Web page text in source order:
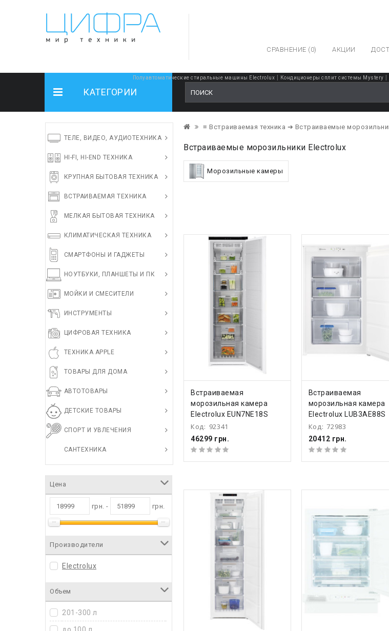
СРАВНЕНИЕ (0) АКЦИИ
КАТЕГОРИИ
Полуавтоматические стиральные машины Electrolux Кондиционеры сплит системы Mystery
ТЕЛЕ, ВИДЕО, АУДИОТЕХНИКА
HI-FI, HI-END ТЕХНИКА
КРУПНАЯ БЫТОВАЯ ТЕХНИКА
ВСТРАИВАЕМАЯ ТЕХНИКА
МЕЛКАЯ БЫТОВАЯ ТЕХНИКА
КЛИМАТИЧЕСКАЯ ТЕХНИКА
СМАРТФОНЫ И ГАДЖЕТЫ
НОУТБУКИ, ПЛАНШЕТЫ И ПК
МОЙКИ И СМЕСИТЕЛИ
ИНСТРУМЕНТЫ
ЦИФРОВАЯ ТЕХНИКА
ТЕХНИКА APPLE
ТОВАРЫ ДЛЯ ДОМА
АВТОТОВАРЫ
ДЕТСКИЕ ТОВАРЫ
СПОРТ И УВЛЕЧЕНИЯ
САНТЕХНИКА
Цена
грн. - грн.
Производители
Electrolux
Объем
201-300 л
≡ Встраиваемая техника ➔ Встраиваемые
Встраиваемые морозильники Electrolux
Морозильные камеры
КУПИТЬ
Встраиваемая
морозильная камера
Electrolux EUN7NE18S
Код: 92341
46299 грн.
КУПИТЬ
Встраиваемая
морозильная камера
Electrolux LUB3AE88S
Код:72983
20412 грн.